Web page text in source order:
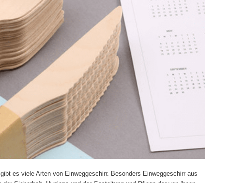
es viele Arten von Einweggeschirr. Besonders Einweggeschirr aus